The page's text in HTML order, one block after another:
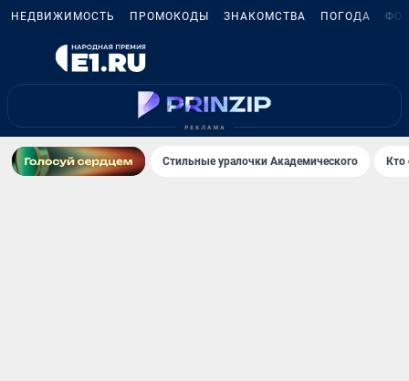
НЕДВИЖИМОСТЬ ПРОМОКОДЫ ЗНАКОМСТВА ПОГОДА
Стильные уралочки Академического Кто